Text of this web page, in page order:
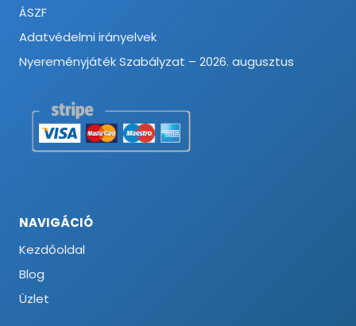
ÁSZF
Adatvédelmi irányelvek
Nyereményjáték Szabályzat – 2026. augusztus
NAVIGÁCIÓ
Kezdőoldal
Blog
Üzlet